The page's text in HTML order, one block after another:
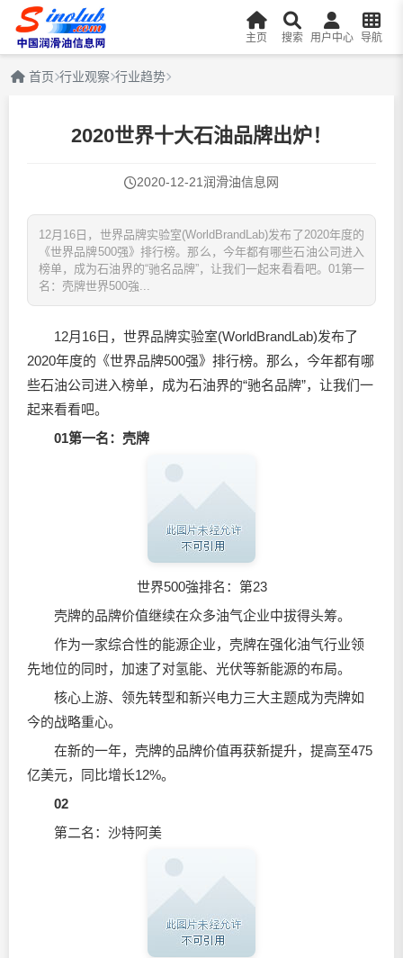
主页 搜索 用户中心 导航
首页 行业观察 行业趋势
2020世界十大石油品牌出炉！
2020-12-21润滑油信息网
12月16日，世界品牌实验室(WorldBrandLab)发布了2020年度的
《世界品牌500强》排行榜。那么，今年都有哪些石油公司进入
榜单，成为石油界的“驰名品牌”，让我们一起来看看吧。01第一
名：壳牌世界500強...
12月16日，世界品牌实验室(WorldBrandLab)发布了
2020年度的《世界品牌500强》排行榜。那么，今年都有哪
些石油公司进入榜单，成为石油界的“驰名品牌”，让我们一
起来看看吧。
01第一名：壳牌
世界500強排名：第23
壳牌的品牌价值继续在众多油气企业中拔得头筹。
作为一家综合性的能源企业，壳牌在强化油气行业领
先地位的同时，加速了对氢能、光伏等新能源的布局。
核心上游、领先转型和新兴电力三大主题成为壳牌如
今的战略重心。
在新的一年，壳牌的品牌价值再获新提升，提高至475
亿美元，同比增长12%。
02
第二名：沙特阿美